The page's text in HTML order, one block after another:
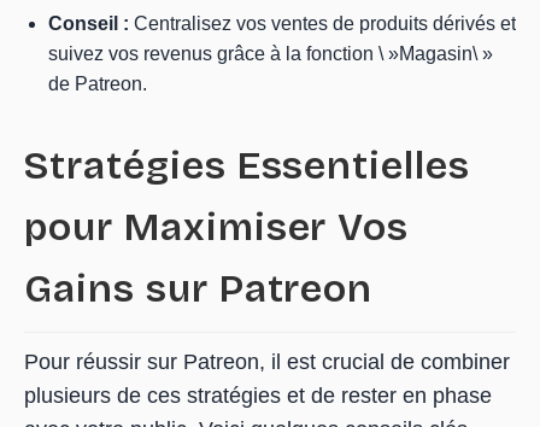
Conseil : Centralisez vos ventes de produits dérivés et
suivez vos revenus grâce à la fonction \ »Magasin\ »
de Patreon.
Stratégies Essentielles
pour Maximiser Vos
Gains sur Patreon
Pour réussir sur Patreon, il est crucial de combiner
plusieurs de ces stratégies et de rester en phase